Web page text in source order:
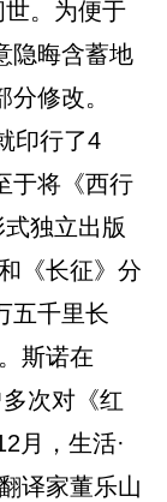
世。为便于
隐晦含蓄地
修改。
印行了4
于将《西行
独立出版
《长征》分
五千里长
斯诺在
次对《红
月，生活·
译家董乐山